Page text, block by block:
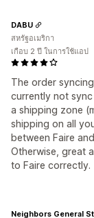
The order
currently not
a shipping zone
shipping on all
between Faire
Otherwise, great
to Faire correctly.
DABU
สหรัฐอเมริกา
เกือบ 2 ปี ในการใช้แอป
Neighbors General